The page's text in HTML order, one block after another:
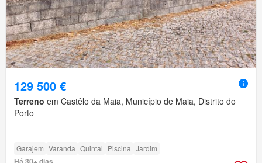
129 500 €
Terreno em Castêlo da Maia, Município de Maia, Distrito do
Porto
Garajem Varanda Quintal Piscina Jardim